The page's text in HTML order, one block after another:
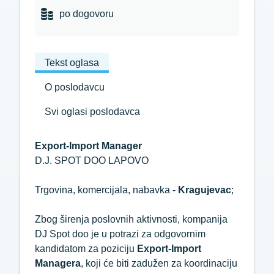
po dogovoru
Tekst oglasa
O poslodavcu
Svi oglasi poslodavca
Export-Import Manager
D.J. SPOT DOO LAPOVO
Trgovina, komercijala, nabavka - Kragujevac;
Zbog širenja poslovnih aktivnosti, kompanija
DJ Spot doo je u potrazi za odgovornim
kandidatom za poziciju Export-Import
Managera, koji će biti zadužen za koordinaciju